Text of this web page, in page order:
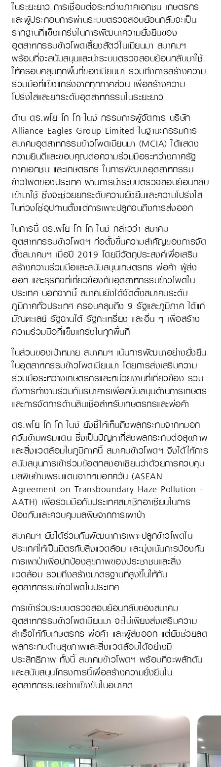
ในระยะยาว การเชื่อมต่อระหว่างภาคเอกชน เกษตรกร
และผู้ประกอบการผ่านระบบตรวจสอบย้อนกลับจะเป็น
รากฐานที่แข็งแกร่งในการพัฒนาความยั่งยืนของ
อุตสาหกรรมข้าวโพดเลี้ยงสัตว์ในเมียนมา สมาคมฯ
พร้อมที่จะสนับสนุนและนำระบบตรวจสอบย้อนกลับมาใช้
ให้ครอบคลุมทุกพื้นที่ของเมียนมา รวมถึงการสร้างความ
ร่วมมือที่แข็งแกร่งจากทุกภาคส่วน เพื่อสร้างความ
โปร่งใสและยกระดับอุตสาหกรรมในระยะยาว
ด้าน ดร.พโย โก โก ไนง์ กรรมการผู้จัดการ บริษัท
Alliance Eagles Group Limited ในฐานะกรรมการ
สมาคมอุตสาหกรรมข้าวโพดเมียนมา (MCIA) ได้แสดง
ความยินดีและขอบคุณต่อความร่วมมือระหว่างภาครัฐ
ภาคเอกชน และเกษตรกร ในการพัฒนาอุตสาหกรรม
ข้าวโพดของประเทศ ผ่านการนำระบบตรวจสอบย้อนกลับ
เข้ามาใช้ ซึ่งจะช่วยยกระดับความยั่งยืนและความโปร่งใส
ในห่วงโซ่อุปทานตั้งแต่การเพาะปลูกจนถึงการส่งออก
ในการนี้ ดร.พโย โก โก ไนง์ กล่าวว่า สมาคม
อุตสาหกรรมข้าวโพดฯ ก่อตั้งขึ้นความสำคัญของการจัด
ตั้งสมาคมฯ เมื่อปี 2019 โดยมีวัตถุประสงค์เพื่อเสริม
สร้างความร่วมมือและสนับสนุนเกษตรกร พ่อค้า ผู้ส่ง
ออก และธุรกิจที่เกี่ยวข้องกับอุตสาหกรรมข้าวโพดใน
ประเทศ นอกจากนี้ สมาคมยังได้จัดตั้งสมาคมระดับ
ภูมิภาคทั่วประเทศ ครอบคลุมถึง 9 รัฐและภูมิภาค ได้แก่
มัณฑะเลย์ รัฐฉานใต้ รัฐกะเหรี่ยง และอื่น ๆ เพื่อสร้าง
ความร่วมมือที่แข็งแกร่งในทุกพื้นที่
ในส่วนของเป้าหมาย สมาคมฯ เน้นการพัฒนาอย่างยั่งยืน
ในอุตสาหกรรมข้าวโพดเมียนมา โดยการส่งเสริมความ
ร่วมมือระหว่างเกษตรกรและหน่วยงานที่เกี่ยวข้อง รวม
ถึงการทำงานร่วมกับธนาคารเพื่อสนับสนุนด้านการเกษตร
และการจัดการด้านสินเชื่อสำหรับเกษตรกรและพ่อค้า
ดร.พโย โก โก ไนง์ ยังชี้ให้เห็นถึงผลกระทบจากหมอก
ควันข้ามพรมแดน ซึ่งเป็นปัญหาที่ส่งผลกระทบต่อสุขภาพ
และสิ่งแวดล้อมในภูมิภาคนี้ สมาคมข้าวโพดฯ จึงได้ให้การ
สนับสนุนการเข้าร่วมข้อตกลงอาเซียนว่าด้วยการควบคุม
มลพิษข้ามพรมแดนจากหมอกควัน (ASEAN
Agreement on Transboundary Haze Pollution -
AATH) เพื่อร่วมมือกับประเทศสมาชิกอาเซียนในการ
ป้องกันและควบคุมมลพิษจากการเผาป่า
สมาคมฯ ยังได้ร่วมกันพัฒนาการเพาะปลูกข้าวโพดใน
ประเทศให้เป็นมิตรกับสิ่งแวดล้อม และมุ่งเน้นการป้องกัน
การเผาป่าเพื่อปกป้องสุขภาพของประชาชนและสิ่ง
แวดล้อม รวมถึงสร้างมาตรฐานที่สูงขึ้นให้กับ
อุตสาหกรรมข้าวโพดในประเทศ
การเข้าร่วมระบบตรวจสอบย้อนกลับของสมาคม
อุตสาหกรรมข้าวโพดเมียนมา จะไม่เพียงส่งเสริมความ
สำเร็จให้กับเกษตรกร พ่อค้า และผู้ส่งออก แต่ยังช่วยลด
ผลกระทบด้านสุขภาพและสิ่งแวดล้อมได้อย่างมี
ประสิทธิภาพ ทั้งนี้ สมาคมข้าวโพดฯ พร้อมที่จะผลักดัน
และสนับสนุนโครงการนี้เพื่อสร้างความยั่งยืนใน
อุตสาหกรรมอย่างแข็งขันในอนาคต